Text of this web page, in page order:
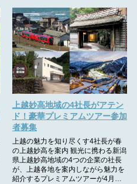
上越妙高地域の4社長がアテン
ド！豪華プレミアムツアー参加
者募集
上越の魅力を知り尽くす4社長が春
の上越妙高を案内 観光に携わる新潟
県上越妙高地域の4つの企業の社長
が、上越各地を案内しながら魅力を
紹介するプレミアムツアーが4月…